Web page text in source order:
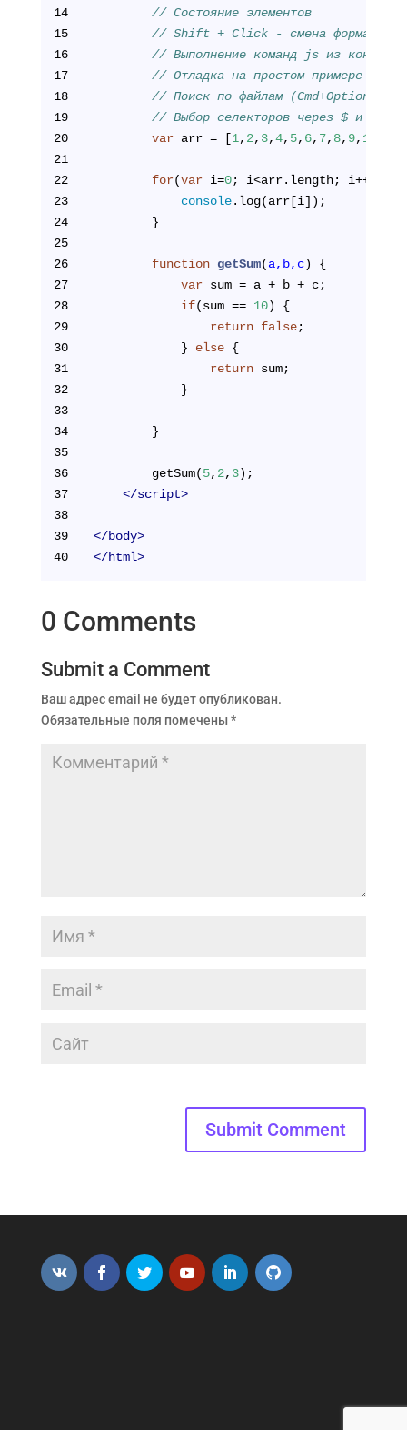
14
// Состояние элементов
15
// Shift + Click - смена формата
16
// Выполнение команд js из консоли
17
// Отладка на простом примере
18
// Поиск по файлам (Cmd+Option+F)
19
// Выбор селекторов через $ и $$
20
var arr = [1, 2, 3,4, 5, 6, 7, 8, 9, 10
21
22
for(var i=0; i<arr.length; i++) {
23
console.log(arr[i]);
24
        }
25
26
function getSum(a,b,c) {
27
var sum = a + b + c;
28
if(sum == 10) {
29
return false;
30
            }
else {
31
return sum;
32
            }
33
34
        }
35
36
        getSum(
5, 2, 3);
37
</script>
38
39
</body>
40
</html>
0 Comments
Submit a Comment
Ваш адрес email не будет опубликован.
Обязательные поля помечены*
Submit Comment